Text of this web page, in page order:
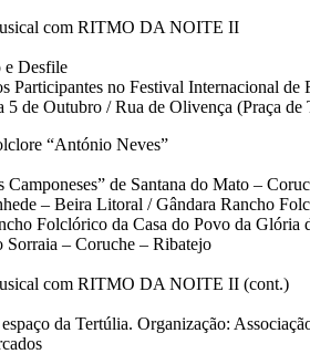
com RITMO DA NOITE II
e Desfile
Participantes no Festival Internacional
5 de Outubro / Rua de Olivença (Praça de
“António Neves”
Camponeses” de Santana do Mato –
– Beira Litoral / Gândara Rancho
Folclórico da Casa do Povo da
– Coruche – Ribatejo
com RITMO DA NOITE II (cont.)
da Tertúlia. Organização: